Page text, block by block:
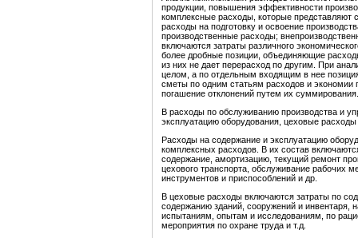
продукции, повышения эффективности
комплексные расходы, которые представляют
расходы на подготовку и освоение
производственные расходы;
включаются затраты различного
более дробные позиции, объединяющие
из них не дает перерасход по другим. При
целом, а по отдельным входящим в нее
сметы по одним статьям расходов и экономии
погашение отклонений путем их суммирования.
В расходы по обслуживанию производства и
эксплуатацию оборудования, цеховые
Расходы на содержание и эксплуатацию
комплексных расходов. В их состав
содержание, амортизацию, текущий ремонт
цехового транспорта, обслуживание рабочих
инструментов и приспособлений и др.
В цеховые расходы включаются затраты по
содержанию зданий, сооружений и инвентаря,
испытаниям, опытам и исследованиям, по
мероприятия по охране труда и т.д.